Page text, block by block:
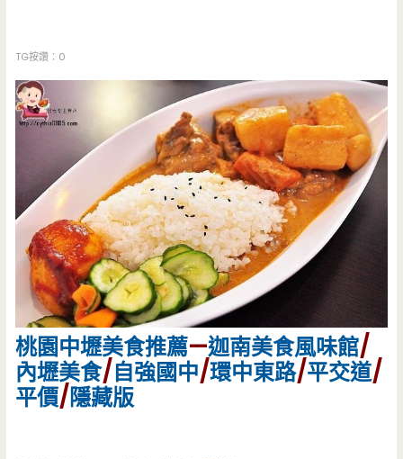
TG按讚：0
桃園中壢美食推薦—迦南美食風味館/
內壢美食/自強國中/環中東路/平交道/
平價/隱藏版